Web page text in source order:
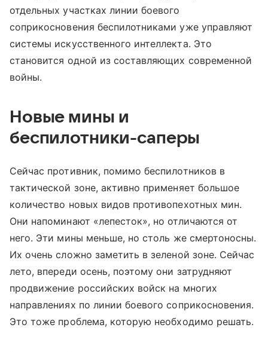
отдельных участках линии боевого
соприкосновения беспилотниками уже управляют
системы искусственного интеллекта. Это
становится одной из составляющих современной
войны.
Новые мины и
беспилотники-саперы
Сейчас противник, помимо беспилотников в
тактической зоне, активно применяет большое
количество новых видов противопехотных мин.
Они напоминают «лепесток», но отличаются от
него. Эти мины меньше, но столь же смертоносны.
Их очень сложно заметить в зеленой зоне. Сейчас
лето, впереди осень, поэтому они затрудняют
продвижение российских войск на многих
направлениях по линии боевого соприкосновения.
Это тоже проблема, которую необходимо решать.